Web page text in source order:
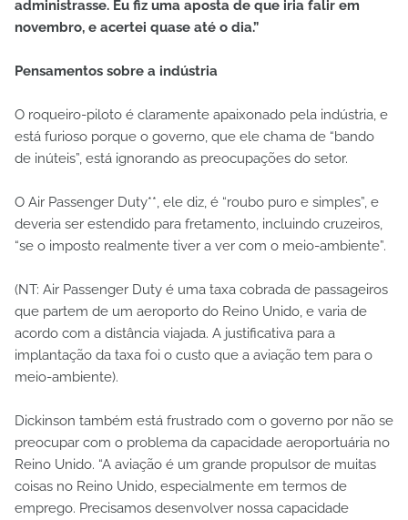
administrasse. Eu fiz uma aposta de que iria falir em
novembro, e acertei quase até o dia.”
Pensamentos sobre a indústria
O roqueiro-piloto é claramente apaixonado pela indústria, e
está furioso porque o governo, que ele chama de “bando
de inúteis”, está ignorando as preocupações do setor.
O Air Passenger Duty**, ele diz, é “roubo puro e simples”, e
deveria ser estendido para fretamento, incluindo cruzeiros,
“se o imposto realmente tiver a ver com o meio-ambiente”.
(NT: Air Passenger Duty é uma taxa cobrada de passageiros
que partem de um aeroporto do Reino Unido, e varia de
acordo com a distância viajada. A justificativa para a
implantação da taxa foi o custo que a aviação tem para o
meio-ambiente).
Dickinson também está frustrado com o governo por não se
preocupar com o problema da capacidade aeroportuária no
Reino Unido. “A aviação é um grande propulsor de muitas
coisas no Reino Unido, especialmente em termos de
emprego. Precisamos desenvolver nossa capacidade